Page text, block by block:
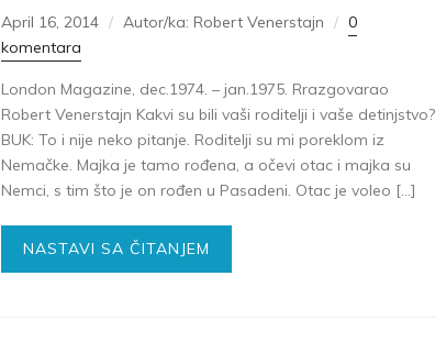
April 16, 2014 Autor/ka: Robert Venerstajn
0
komentara
London Magazine, dec.1974. – jan.1975. Rrazgovarao
Robert Venerstajn Kakvi su bili vaši roditelji i vaše detinjstvo?
BUK: To i nije neko pitanje. Roditelji su mi poreklom iz
Nemačke. Majka je tamo rođena, a očevi otac i majka su
Nemci, s tim što je on rođen u Pasadeni. Otac je voleo […]
NASTAVI SA ČITANJEM